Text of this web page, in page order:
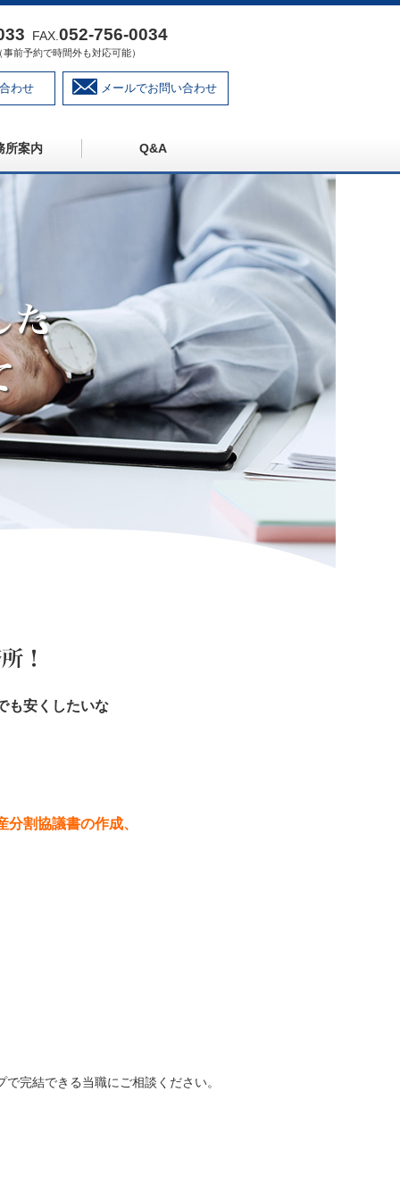
FAX. 052‐756‐0034
前予約で時間外も対応可能）
わせ メールでお問い合わせ
所案内 Q&A
も安くしたいな
割協議書の作成、
完結できる当職にご相談ください。